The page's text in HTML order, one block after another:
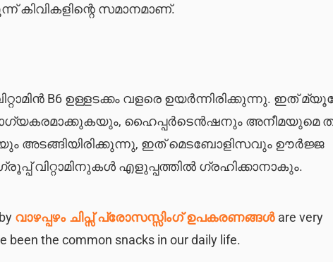
കിവികളിന്റെ സമാനമാണ്.
B6 ഉള്ളടക്കം വളരെ ഉയർന്നിരിക്കുന്നു. ഇത്
ഹൈപ്പർടെൻഷനും അനീമയുമെ
അടങ്ങിയിരിക്കുന്നു, ഇത് മെടബോളിസവും ഊർജ്ജ
വിറ്റാമിനുകൾ എളുപ്പത്തിൽ ഗ്രഹിക്കാനാകും.
വാഴപ്പഴം ചിപ്സ് പ്രോസസ്സിംഗ് ഉപകരണങ്ങൾ are very
been the common snacks in our daily life.